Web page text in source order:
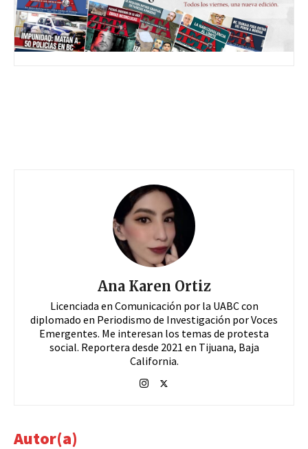
Ana Karen Ortiz
Licenciada en Comunicación por la UABC con
diplomado en Periodismo de Investigación por Voces
Emergentes. Me interesan los temas de protesta
social. Reportera desde 2021 en Tijuana, Baja
California.
Autor(a)